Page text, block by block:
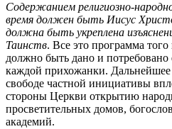
Содержанием религиозно-
время должен быть Иисус
должна быть укреплена
Таинств. Все это программа
должно быть дано и
каждой прихожанки.
свободе частной инициативы
стороны Церкви открытию
просветительных домов,
академий.